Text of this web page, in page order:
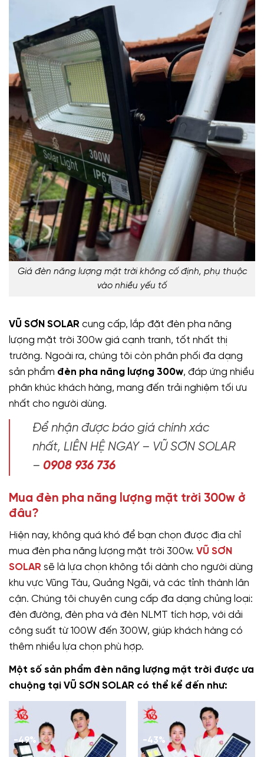
Giá đèn năng lượng mặt trời không cố định, phụ thuộc
vào nhiều yếu tố
VŨ SƠN SOLAR cung cấp, lắp đặt đèn pha năng
lượng mặt trời 300w giá cạnh tranh, tốt nhất thị
trường. Ngoài ra, chúng tôi còn phân phối đa dạng
sản phẩm đèn pha năng lượng 300w, đáp ứng nhiều
phân khúc khách hàng, mang đến trải nghiệm tối ưu
nhất cho người dùng.
Để nhận được báo giá chính xác
nhất, LIÊN HỆ NGAY – VŨ SƠN SOLAR
– 0908 936 736
Mua đèn pha năng lượng mặt trời 300w ở
đâu?
Hiện nay, không quá khó để bạn chọn được địa chỉ
mua đèn pha năng lượng mặt trời 300w. VŨ SƠN
SOLAR sẽ là lựa chọn không tồi dành cho người dùng
khu vực Vũng Tàu, Quảng Ngãi, và các tỉnh thành lân
cận. Chúng tôi chuyên cung cấp đa dạng chủng loại:
đèn đường, đèn pha và đèn NLMT tích hợp, với dải
công suất từ 100W đến 300W, giúp khách hàng có
thêm nhiều lựa chọn phù hợp.
Một số sản phẩm đèn năng lượng mặt trời được ưa
chuộng tại VŨ SƠN SOLAR có thể kể đến như:
-49% -43%